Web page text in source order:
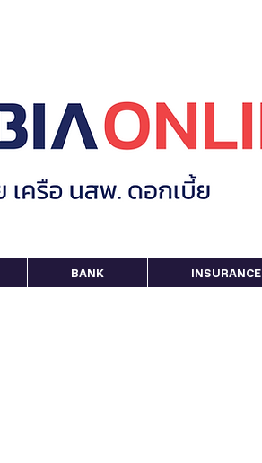
BANK INSURANCE